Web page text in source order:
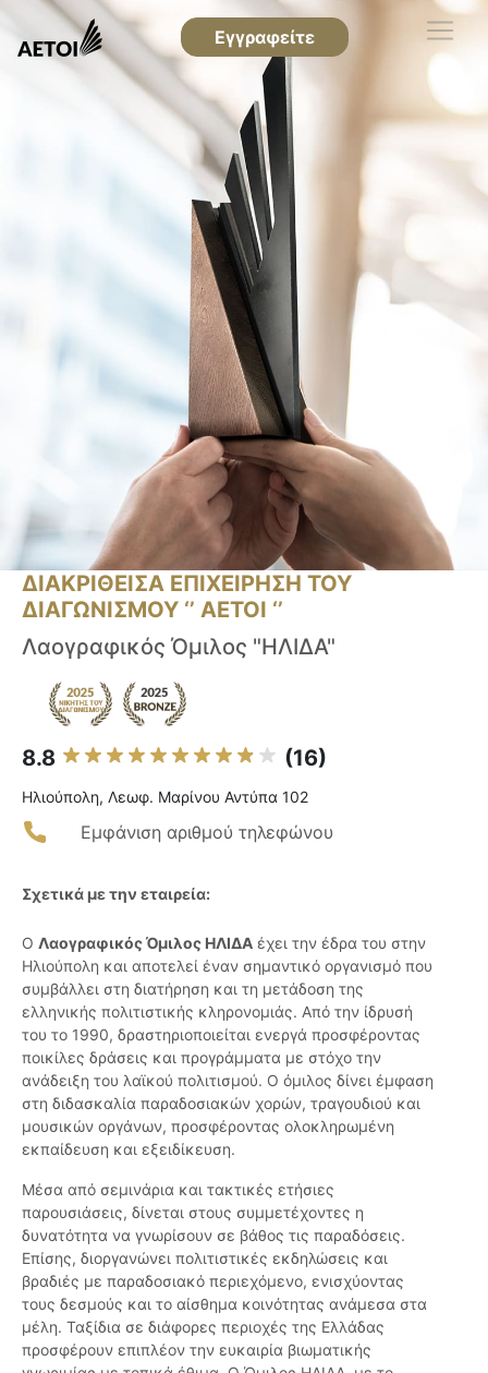
Εγγραφείτε
ΔΙΑΚΡΙΘΕΙΣΑ ΕΠΙΧΕΙΡΗΣΗ ΤΟΥ
ΔΙΑΓΩΝΙΣΜΟΥ ‘’ ΑΕΤΟΙ ‘’
Λαογραφικός Όμιλος "ΗΛΙΔΑ"
8.8 (16)
Ηλιούπολη, Λεωφ. Μαρίνου Αντύπα 102
Εμφάνιση αριθμού τηλεφώνου
Σχετικά με την εταιρεία:
Ο Λαογραφικός Όμιλος ΗΛΙΔΑ έχει την έδρα του στην
Ηλιούπολη και αποτελεί έναν σημαντικό οργανισμό που
συμβάλλει στη διατήρηση και τη μετάδοση της
ελληνικής πολιτιστικής κληρονομιάς. Από την ίδρυσή
του το 1990, δραστηριοποιείται ενεργά προσφέροντας
ποικίλες δράσεις και προγράμματα με στόχο την
ανάδειξη του λαϊκού πολιτισμού. Ο όμιλος δίνει έμφαση
στη διδασκαλία παραδοσιακών χορών, τραγουδιού και
μουσικών οργάνων, προσφέροντας ολοκληρωμένη
εκπαίδευση και εξειδίκευση.
Μέσα από σεμινάρια και τακτικές ετήσιες
παρουσιάσεις, δίνεται στους συμμετέχοντες η
δυνατότητα να γνωρίσουν σε βάθος τις παραδόσεις.
Επίσης, διοργανώνει πολιτιστικές εκδηλώσεις και
βραδιές με παραδοσιακό περιεχόμενο, ενισχύοντας
τους δεσμούς και το αίσθημα κοινότητας ανάμεσα στα
μέλη. Ταξίδια σε διάφορες περιοχές της Ελλάδας
προσφέρουν επιπλέον την ευκαιρία βιωματικής